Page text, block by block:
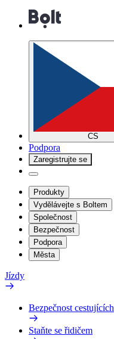
CS
Podpora
Zaregistrujte se
Produkty
Vydělávejte s Boltem
Společnost
Bezpečnost
Podpora
Města
Jízdy
Bezpečnost cestujících
Staňte se řidičem